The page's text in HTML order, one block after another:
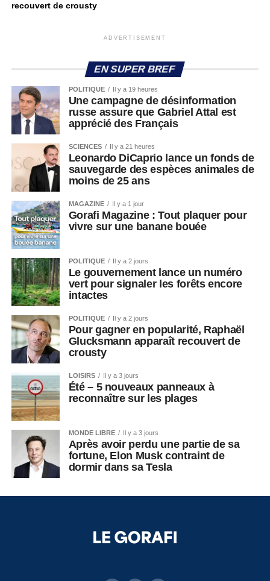
recouvert de crousty
ADVERTISEMENT
EN SUPER BREF
POLITIQUE Il y a 19 heures
Une campagne de désinformation
russe assure que Gabriel Attal est
apprécié des Français
SCIENCES Il y a 21 heures
Leonardo DiCaprio lance un fonds de
sauvegarde des espèces animales de
moins de 25 ans
MAGAZINE Il y a 1 jour
Gorafi Magazine : Tout plaquer pour
vivre sur une banane bouée
POLITIQUE Il y a 2 jours
Le gouvernement lance un numéro
vert pour signaler les forêts encore
intactes
POLITIQUE Il y a 2 jours
Pour gagner en popularité, Raphaël
Glucksmann apparaît recouvert de
crousty
LOISIRS Il y a 3 jours
Été – 5 nouveaux panneaux à
reconnaître sur les plages
MONDE LIBRE Il y a 3 jours
Après avoir perdu une partie de sa
fortune, Elon Musk contraint de
dormir dans sa Tesla